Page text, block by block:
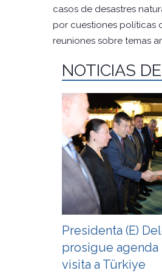
casos de desastres
por cuestiones políticas
reuniones sobre temas
NOTICIAS
Presidenta (E)
prosigue agenda
visita a Türkiye